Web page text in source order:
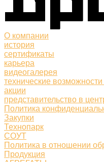
О компании
история
сертификаты
карьера
видеогалерея
технические
акции
представительство в
Политика
Закупки
Технопарк
СОУТ
Политика в отношении
Продукция